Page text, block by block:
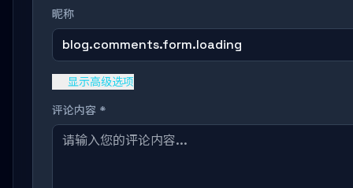
昵称
blog.comments.form.loading
显示高级选项
评论内容 *